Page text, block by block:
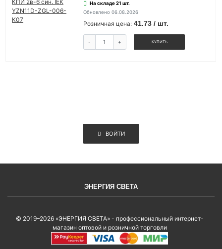
На складе 21 шт.
Обновлено 06.08.2026
Розничная цена: 41.73 / шт.
- + КУПИТЬ
ВОЙТИ
ЭНЕРГИЯ СВЕТА
© 2019–2026 «ЭНЕРГИЯ СВЕТА» - профессиональный интернет-
магазин оптовой и розничной торговли